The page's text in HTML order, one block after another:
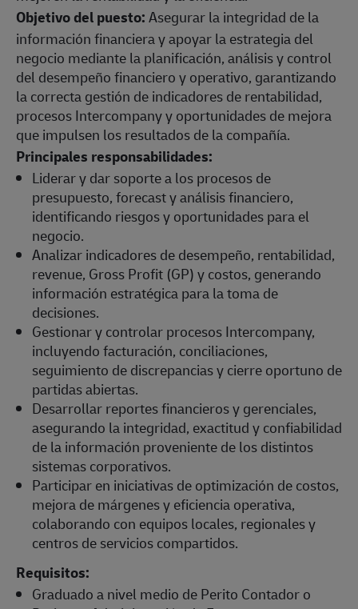
Objetivo del puesto:Asegurar la integridad de la
información financiera y apoyar la estrategia del
negocio mediante la planificación, análisis y control
del desempeño financiero y operativo, garantizando
la correcta gestión de indicadores de rentabilidad,
procesos Intercompany y oportunidades de mejora
que impulsen los resultados de la compañía.
Principales responsabilidades:
Liderar y dar soporte a los procesos de
presupuesto, forecast y análisis financiero,
identificando riesgos y oportunidades para el
negocio.
Analizar indicadores de desempeño, rentabilidad,
revenue, Gross Profit (GP) y costos, generando
información estratégica para la toma de
decisiones.
Gestionar y controlar procesos Intercompany,
incluyendo facturación, conciliaciones,
seguimiento de discrepancias y cierre oportuno de
partidas abiertas.
Desarrollar reportes financieros y gerenciales,
asegurando la integridad, exactitud y confiabilidad
de la información proveniente de los distintos
sistemas corporativos.
Participar en iniciativas de optimización de costos,
mejora de márgenes y eficiencia operativa,
colaborando con equipos locales, regionales y
centros de servicios compartidos.
Requisitos:
Graduado a nivel medio de Perito Contador o